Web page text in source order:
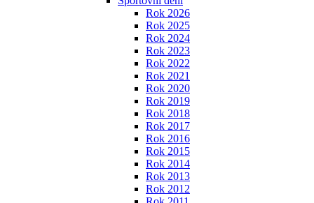
Rok 2026
Rok 2025
Rok 2024
Rok 2023
Rok 2022
Rok 2021
Rok 2020
Rok 2019
Rok 2018
Rok 2017
Rok 2016
Rok 2015
Rok 2014
Rok 2013
Rok 2012